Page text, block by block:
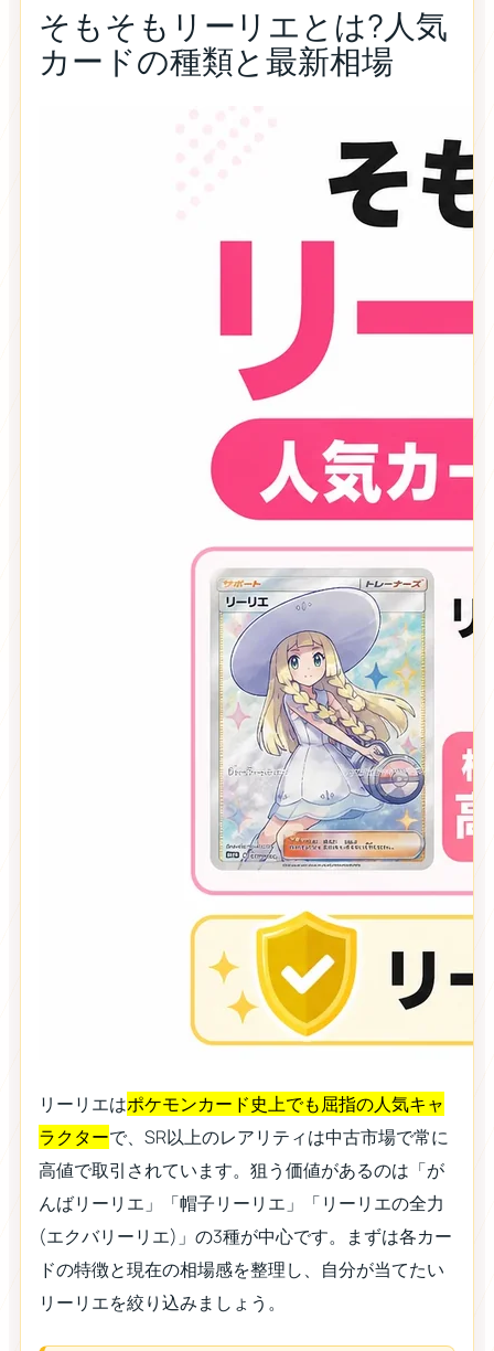
そもそもリーリエとは?人気
カードの種類と最新相場
リーリエはポケモンカード史上でも屈指の人気キャ
ラクターで、SR以上のレアリティは中古市場で常に
高値で取引されています。狙う価値があるのは「が
んばリーリエ」「帽子リーリエ」「リーリエの全力
(エクバリーリエ)」の3種が中心です。まずは各カー
ドの特徴と現在の相場感を整理し、自分が当てたい
リーリエを絞り込みましょう。